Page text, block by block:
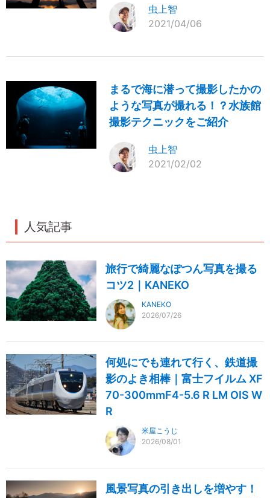
虫上智
2021/04/06
まるで海に潜って撮影したかの
ような写真が撮れる！？水族館
撮影テクニックをご紹介
虫上智
2021/02/02
人気記事
旅行で綺麗なぽつん写真を撮る
コツ2｜KANEKO
KANEKO
2026/07/26
何処にでも連れて行く、鉄道撮
影のよき相棒｜富士フイルム XF
70-300mmF4-5.6 R LM OIS W
R
米屋こうじ
2026/08/01
風景写真の引き出しを増やす！